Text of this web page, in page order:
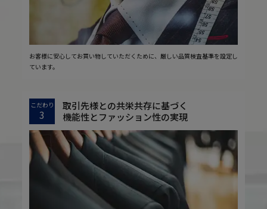
お客様に安心してお買い物していただくために、厳しい品質検査基準を設定し
ています。
こだわり
3
取引先様との共栄共存に基づく
機能性とファッション性の実現